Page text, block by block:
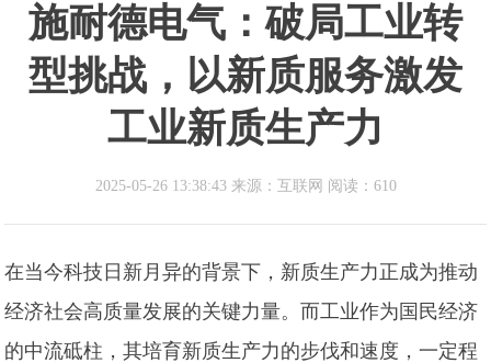
施耐德电气：破局工业转
型挑战，以新质服务激发
工业新质生产力
2025-05-26 13:38:43 来源：互联网 阅读：610
在当今科技日新月异的背景下，新质生产力正成为推动
经济社会高质量发展的关键力量。而工业作为国民经济
的中流砥柱，其培育新质生产力的步伐和速度，一定程